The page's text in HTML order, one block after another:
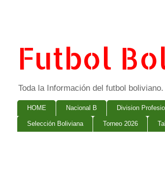
Futbol
Toda la Información del futbol
HOME Nacional B Division
Selección Boliviana Torneo 2026